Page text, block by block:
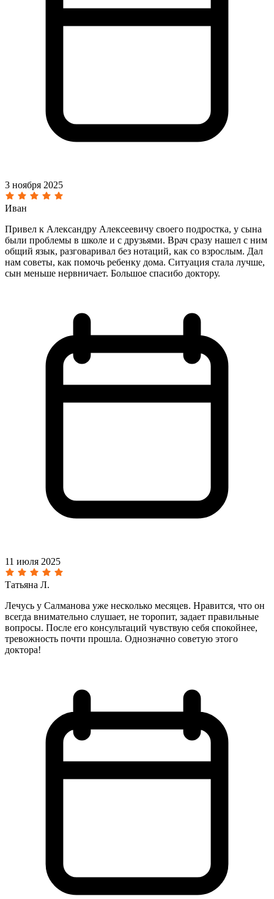
3 ноября 2025
Иван
Привел к Александру Алексеевичу своего подростка, у сына
были проблемы в школе и с друзьями. Врач сразу нашел с ним
общий язык, разговаривал без нотаций, как со взрослым. Дал
нам советы, как помочь ребенку дома. Ситуация стала лучше,
сын меньше нервничает. Большое спасибо доктору.
11 июля 2025
Татьяна Л.
Лечусь у Салманова уже несколько месяцев. Нравится, что он
всегда внимательно слушает, не торопит, задает правильные
вопросы. После его консультаций чувствую себя спокойнее,
тревожность почти прошла. Однозначно советую этого
доктора!